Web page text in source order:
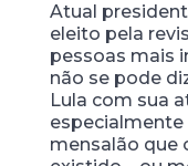
Atual
eleito pela
pessoas mais
não se pode
Lula com sua
especialmente
mensalão que